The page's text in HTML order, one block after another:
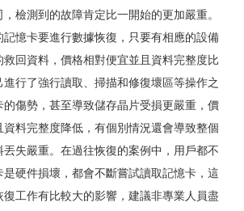
檢測到的故障肯定比一開始的更加嚴重。
憶卡要進行數據恢復，只要有相應的設備
回資料，價格相對便宜並且資料完整度比
行了強行讀取、掃描和修復壞區等操作之
傷勢，甚至導致儲存晶片受損更嚴重，價
料完整度降低，有個別情況還會導致整個
失嚴重。在過往恢復的案例中，用戶都不
硬件損壞，都會不斷嘗試讀取記憶卡，這
工作有比較大的影響，建議非專業人員盡